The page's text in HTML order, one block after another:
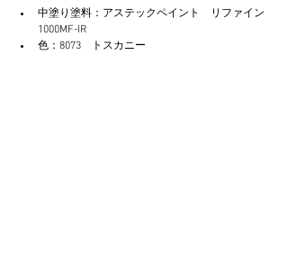
中塗り塗料：アステックペイント　リファイン
1000MF-IR
色：8073　トスカニー